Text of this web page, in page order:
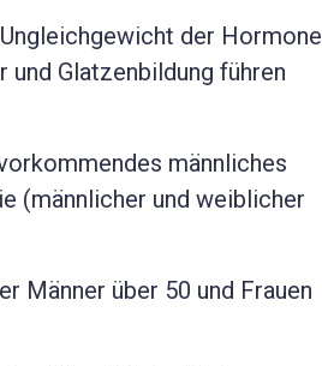
der Hormone
und Glatzenbildung führen
männliches
(männlicher und weiblicher
Männer über 50 und Frauen